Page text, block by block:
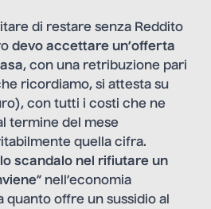
di restare senza Reddito
devo accettare un’offerta
, con una retribuzione pari
ricordiamo, si attesta su
con tutti i costi che ne
termine del mese
quella cifra.
scandalo nel rifiutare un
” nell’economia
offre un sussidio al